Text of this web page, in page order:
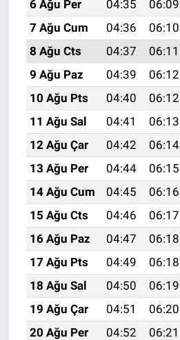
6 Ağu Per
04:35 06:09
7 Ağu Cum
04:36 06:10
8 Ağu Cts
04:37 06:11
9 Ağu Paz
04:39 06:12
10 Ağu Pts
04:40 06:12
11 Ağu Sal
04:41 06:13
12 Ağu Çar
04:42 06:14
13 Ağu Per
04:44 06:15
14 Ağu Cum
04:45 06:16
15 Ağu Cts
04:46 06:17
16 Ağu Paz
04:47 06:18
17 Ağu Pts
04:49 06:18
18 Ağu Sal
04:50 06:19
19 Ağu Çar
04:51 06:20
20 Ağu Per
04:52 06:21